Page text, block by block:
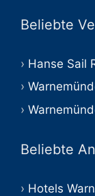
Beliebte
Hanse Sail
Beliebte
Hotels